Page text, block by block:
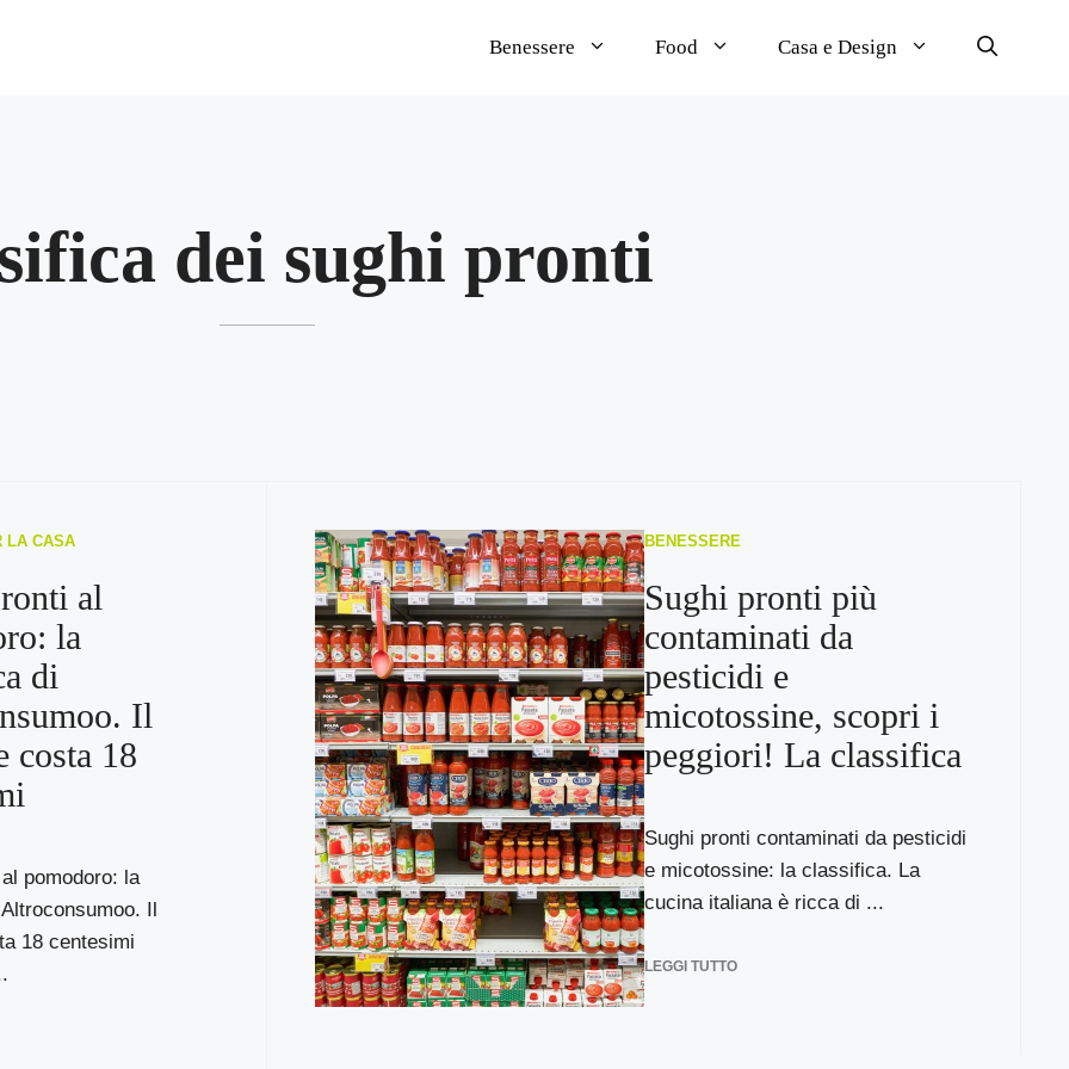
Benessere Food Casa e Design
dei sughi pronti
LA CASA
al
la
di
Il
costa 18
pomodoro: la
Il
18 centesimi
BENESSERE
Sughi pronti più
contaminati da
pesticidi e
micotossine, scopri i
peggiori! La classifica
Sughi pronti contaminati da pesticidi
e micotossine: la classifica. La
cucina italiana è ricca di ...
LEGGI TUTTO